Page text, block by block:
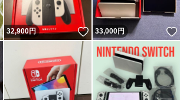
いいね！
32,900円 いいね！
33,000円